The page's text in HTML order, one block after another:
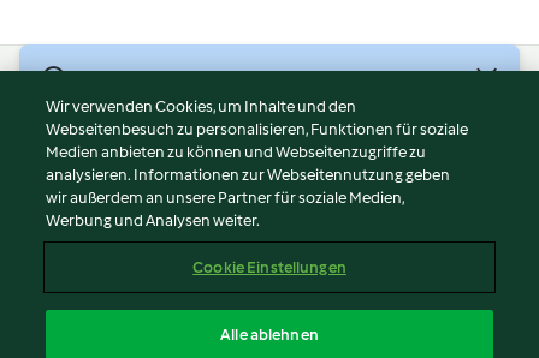
Nutzungsbedingungen
Datenschutzrichtlinien
Disclaimer
Impressum
Inhalt melden
Wir verwenden Cookies, um Inhalte und den
Webseitenbesuch zu personalisieren, Funktionen für soziale
Medien anbieten zu können und Webseitenzugriffe zu
analysieren. Informationen zur Webseitennutzung geben
wir außerdem an unsere Partner für soziale Medien,
Werbung und Analysen weiter.
Cookie Einstellungen
Alle ablehnen